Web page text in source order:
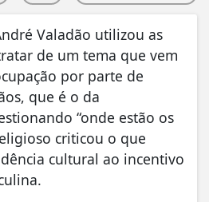
Valadão utilizou as
de um tema que vem
por parte de
que é o da
“onde estão os
criticou o que
cultural ao incentivo